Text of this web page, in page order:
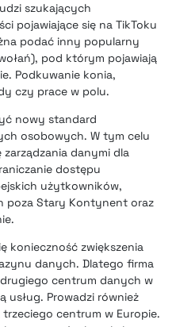
szukających
pojawiające się na TikToku
podać inny popularny
pod którym pojawiają
Podkuwanie konia,
czy prace w polu.
nowy standard
osobowych. W tym celu
danymi dla
dostępu
użytkowników,
poza Stary Kontynent oraz
konieczność zwiększenia
danych. Dlatego firma
centrum danych w
usług. Prowadzi również
centrum w Europie.